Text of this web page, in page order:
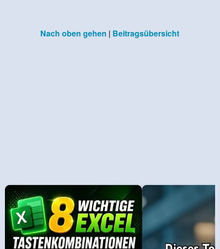
Nach oben gehen | Beitragsübersicht